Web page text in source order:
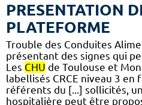
PRESENTATION
PLATEFORME
Trouble des Conduites
présentant des signes qui
Les CHU de Toulouse et
labellisés CRCE niveau 3 en
référents du [...] sollicités,
hospitalière peut être